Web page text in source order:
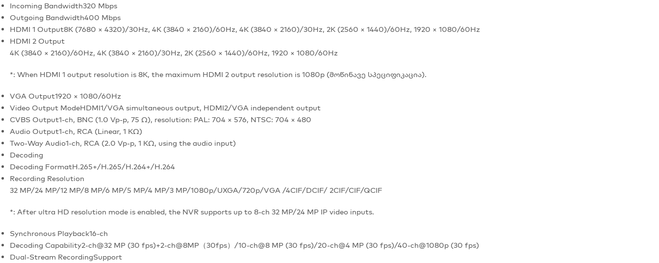
Incoming Bandwidth320 Mbps
Outgoing Bandwidth400 Mbps
HDMI 1 Output8K (7680 × 4320)/30Hz, 4K (3840 × 2160)/60Hz, 4K (3840 × 2160)/30Hz, 2K (2560 × 1440)/60Hz, 1920 × 1080/60Hz
HDMI 2 Output
4K (3840 × 2160)/60Hz, 4K (3840 × 2160)/30Hz, 2K (2560 × 1440)/60Hz, 1920 × 1080/60Hz
*: When HDMI 1 output resolution is 8K, the maximum HDMI 2 output resolution is 1080p (მოწინავე სპეციფიკაცია).
VGA Output1920 × 1080/60Hz
Video Output ModeHDMI1/VGA simultaneous output, HDMI2/VGA independent output
CVBS Output1-ch, BNC (1.0 Vp-p, 75 Ω), resolution: PAL: 704 × 576, NTSC: 704 × 480
Audio Output1-ch, RCA (Linear, 1 KΩ)
Two-Way Audio1-ch, RCA (2.0 Vp-p, 1 KΩ, using the audio input)
Decoding
Decoding FormatH.265+/H.265/H.264+/H.264
Recording Resolution
32 MP/24 MP/12 MP/8 MP/6 MP/5 MP/4 MP/3 MP/1080p/UXGA/720p/VGA /4CIF/DCIF/ 2CIF/CIF/QCIF
*: After ultra HD resolution mode is enabled, the NVR supports up to 8-ch 32 MP/24 MP IP video inputs.
Synchronous Playback16-ch
Decoding Capability2-ch@32 MP (30 fps)+2-ch@8MP（30fps）/10-ch@8 MP (30 fps)/20-ch@4 MP (30 fps)/40-ch@1080p (30 fps)
Dual-Stream RecordingSupport